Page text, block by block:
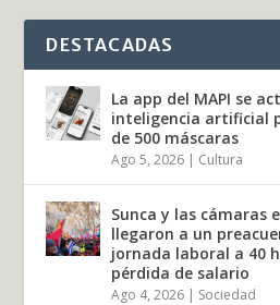
DESTACADAS
La app del MAPI se
inteligencia artificial
de 500 máscaras
Ago 5, 2026 | Cultura
Sunca y las cámaras
llegaron a un
jornada laboral a 40
pérdida de salario
Ago 4, 2026 | Sociedad